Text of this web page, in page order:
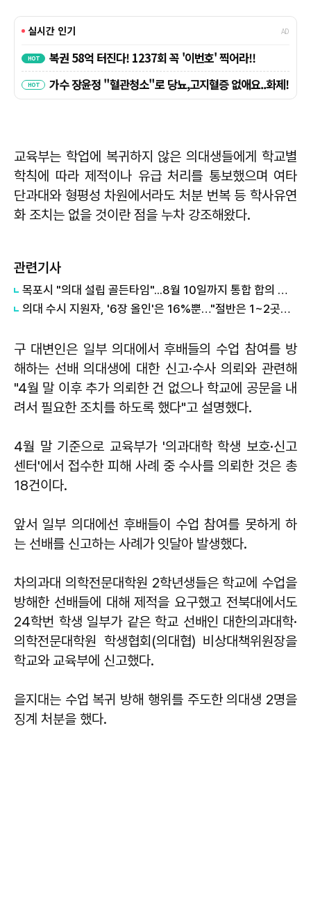
교육부는 학업에 복귀하지 않은 의대생들에게 학교별
학칙에 따라 제적이나 유급 처리를 통보했으며 여타
단과대와 형평성 차원에서라도 처분 번복 등 학사유연
화 조치는 없을 것이란 점을 누차 강조해왔다.
관련기사
목포시 "의대 설립 골든타임"...8월 10일까지 통합 합의 촉구
의대 수시 지원자, '6장 올인'은 16%뿐…"절반은 1~2곳만 썼다"
구 대변인은 일부 의대에서 후배들의 수업 참여를 방
해하는 선배 의대생에 대한 신고·수사 의뢰와 관련해
"4월 말 이후 추가 의뢰한 건 없으나 학교에 공문을 내
려서 필요한 조치를 하도록 했다"고 설명했다.
4월 말 기준으로 교육부가 '의과대학 학생 보호·신고
센터'에서 접수한 피해 사례 중 수사를 의뢰한 것은 총
18건이다.
앞서 일부 의대에선 후배들이 수업 참여를 못하게 하
는 선배를 신고하는 사례가 잇달아 발생했다.
차의과대 의학전문대학원 2학년생들은 학교에 수업을
방해한 선배들에 대해 제적을 요구했고 전북대에서도
24학번 학생 일부가 같은 학교 선배인 대한의과대학·
의학전문대학원 학생협회(의대협) 비상대책위원장을
학교와 교육부에 신고했다.
을지대는 수업 복귀 방해 행위를 주도한 의대생 2명을
징계 처분을 했다.